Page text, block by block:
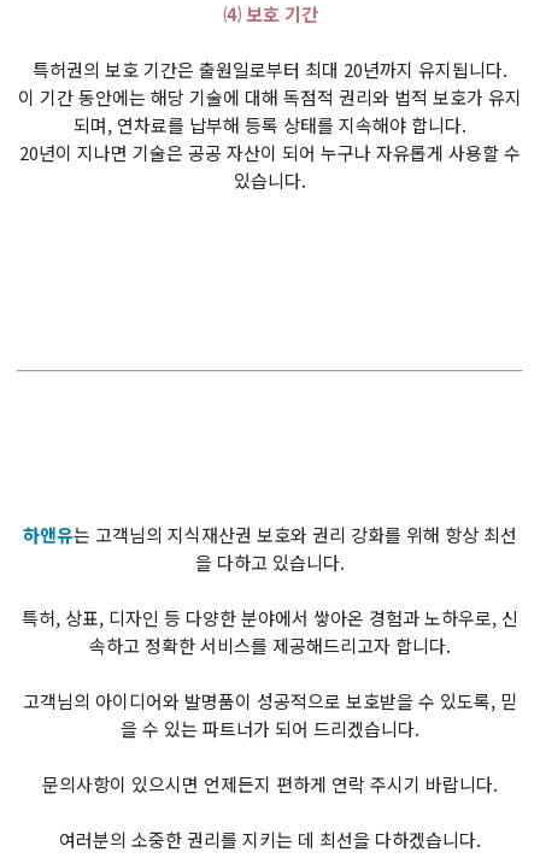
⑷ 보호 기간
특허권의 보호 기간은 출원일로부터 최대 20년까지 유지됩니다.
이 기간 동안에는 해당 기술에 대해 독점적 권리와 법적 보호가 유지
되며, 연차료를 납부해 등록 상태를 지속해야 합니다.
20년이 지나면 기술은 공공 자산이 되어 누구나 자유롭게 사용할 수
있습니다.
하앤유는 고객님의 지식재산권 보호와 권리 강화를 위해 항상 최선
을 다하고 있습니다.
특허, 상표, 디자인 등 다양한 분야에서 쌓아온 경험과 노하우로, 신
속하고 정확한 서비스를 제공해드리고자 합니다.
고객님의 아이디어와 발명품이 성공적으로 보호받을 수 있도록, 믿
을 수 있는 파트너가 되어 드리겠습니다.
문의사항이 있으시면 언제든지 편하게 연락 주시기 바랍니다.
여러분의 소중한 권리를 지키는 데 최선을 다하겠습니다.